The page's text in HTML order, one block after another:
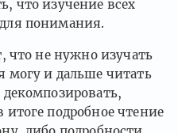
что изучение всех
понимания.
что не нужно изучать
могу и дальше читать
итоге подробное чтение